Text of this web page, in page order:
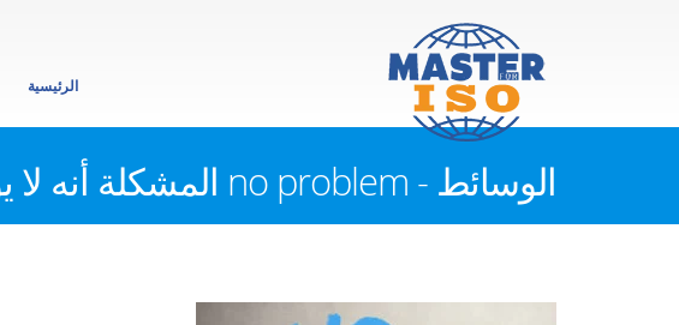
الرئيسية
الوسائط - no problem المشكلة أنه لا يوجد مشكلة